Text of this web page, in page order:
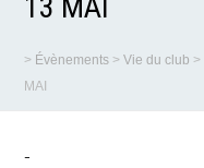
> Évènements >Vie du club >
MAI
-